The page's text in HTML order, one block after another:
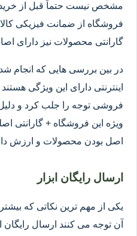
مشخص نیست حتماً قبل از
فروشگاه از ضمانت فیزیکی
گارانتی محصولات نیز دارای
در بین بررسی هایی که انجام
اینترنتی دارای این ویژگی
ویژه این فروشگاه + گارانتی
اصل بودن محصولات و ارزش
ارسال رایگان ابزار
یکی از مهم ترین نکاتی که
آن توجه می کنند ارسال